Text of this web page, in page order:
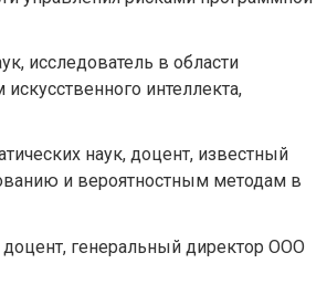
исследователь в области
интеллекта,
наук, доцент, известный
и вероятностным методам в
генеральный директор ООО